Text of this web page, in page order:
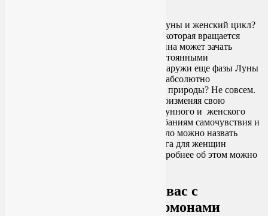
Каждый месяц – это маленькая жизнь, которая вращается
вокруг плодного периода, когда женщина может зачать
ребенка. Изнутри организма этими постоянными
изменениями управляют гормоны, а снаружи еще фазы Луны
добавляют дисбаланса. Так что же, мы абсолютно
беспомощны перед лицом этих ритмов природы? Не совсем.
Мы можем подстроиться под них. Видоизменяя свою
практику йоги соответственно фазам лунного и женского
цикла, мы сможем противостоять колебаниям самочувствия и
настроения. Эту гибкую практику смело можно назвать
. Хотя на самом деле йога для женщин
способна дать нам гораздо больше, подробнее об этом можно
Женская йога подружит вас с
собственным телом и гормонами